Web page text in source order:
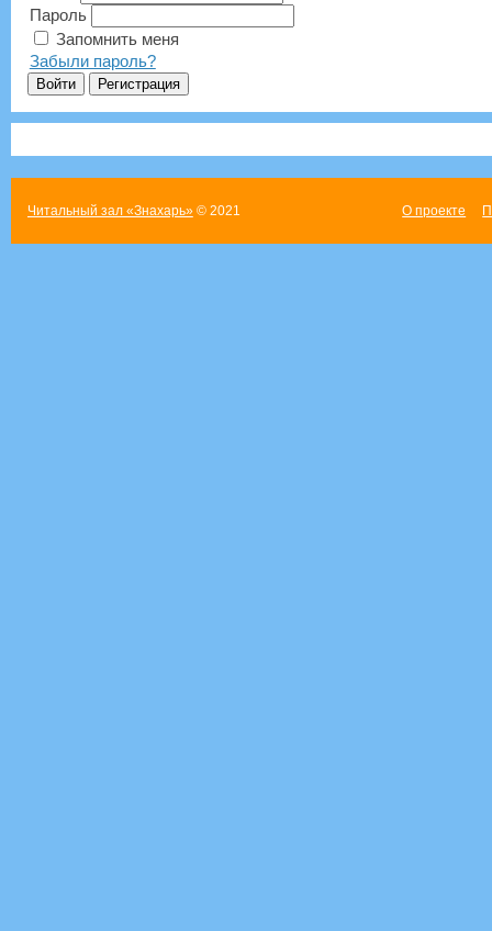
Пароль
Запомнить меня
Забыли пароль?
Читальный зал «Знахарь»© 2021 О проекте